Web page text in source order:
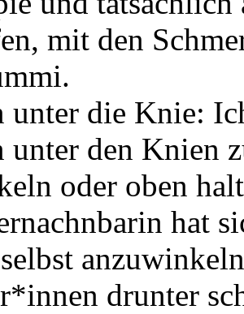
mit den
unter die Knie:
unter den Knien
oder oben
hat
drunter